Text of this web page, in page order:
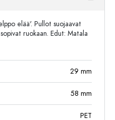
elää'. Pullot suojaavat
ruokaan. Edut: Matala
29 mm
58 mm
PET